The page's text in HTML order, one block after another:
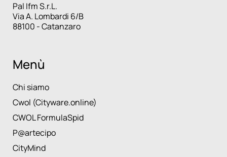
Pal Ifm S.r.L.
Via A. Lombardi 6/B
88100 - Catanzaro
Menù
Chi siamo
Cwol (Cityware.online)
CWOL FormulaSpid
P@artecipo
CityMind